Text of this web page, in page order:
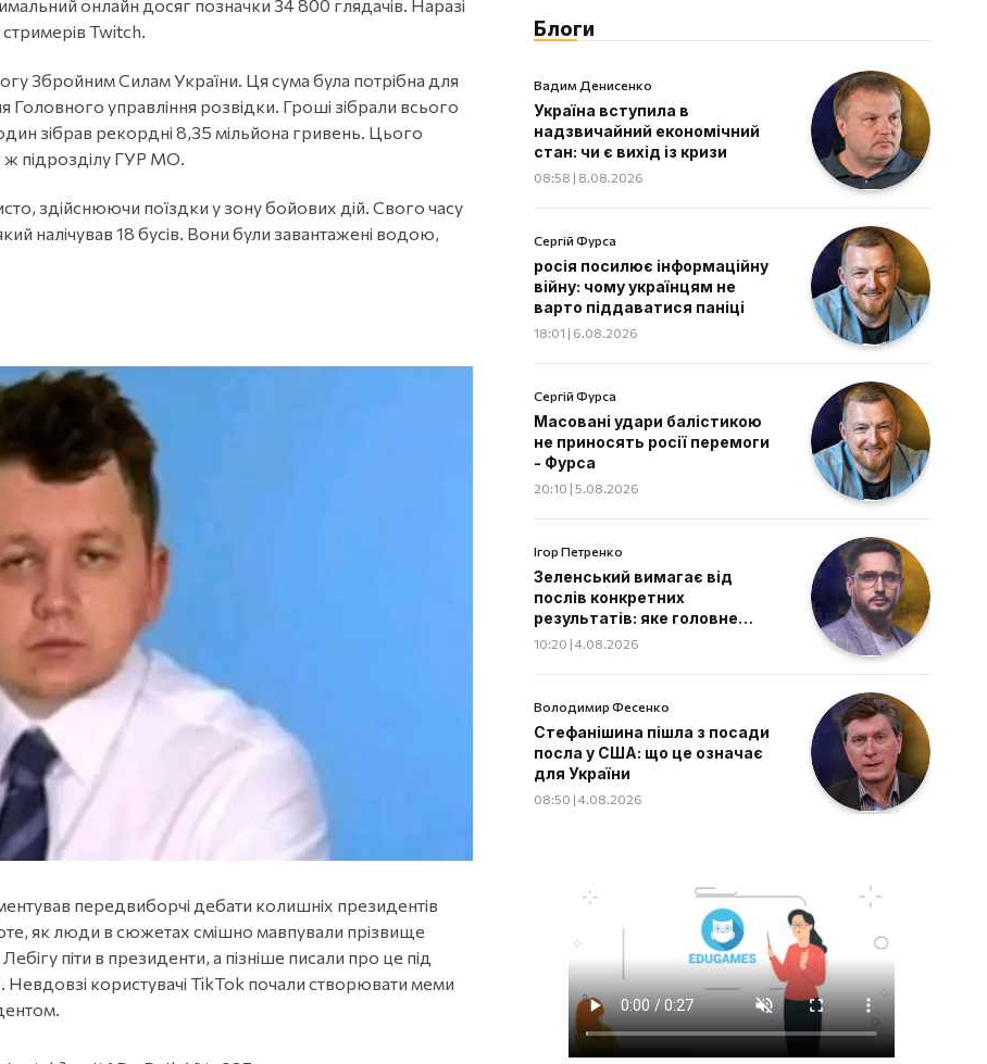
онлайн досяг позначки 34 800 глядачів. Наразі
Twitch.
Збройним Силам України. Ця сума була потрібна для
управління розвідки. Гроші зібрали всього
зібрав рекордні 8,35 мільйона гривень. Цього
ж підрозділу ГУР МО.
здійснюючи поїздки у зону бойових дій. Свого часу
налічував 18 бусів. Вони були завантажені водою,
передвиборчі дебати колишніх президентів
як люди в сюжетах смішно мавпували прізвище
піти в президенти, а пізніше писали про це під
користувачі TikTok почали створювати меми
Блоги
Вадим Денисенко
Україна вступила в
надзвичайний економічний
стан: чи є вихід із кризи
08:58 | 8.08.2026
Сергій Фурса
росія посилює інформаційну
війну: чому українцям не
варто піддаватися паніці
18:01 | 6.08.2026
Сергій Фурса
Масовані удари балістикою
не приносять росії перемоги
- Фурса
20:10 | 5.08.2026
Ігор Петренко
Зеленський вимагає від
послів конкретних
результатів: яке головне
завдання дипломатів
10:20 | 4.08.2026
Володимир Фесенко
Стефанішина пішла з посади
посла у США: що це означає
для України
08:50 | 4.08.2026